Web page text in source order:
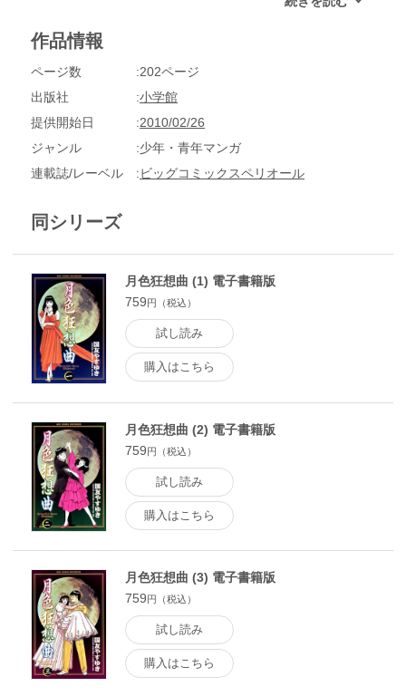
代の「かぐや姫」の心を射止めようと、男たちはアプローチす
作品情報
ページ数
202ページ
出版社
小学館
提供開始日
2010/02/26
ジャンル
少年・青年マンガ
連載誌/レーベル
ビッグコミックスペリオール
同シリーズ
月色狂想曲 (1) 電子書籍版
759円（税込）
試し読み
購入はこちら
月色狂想曲 (2) 電子書籍版
759円（税込）
試し読み
購入はこちら
月色狂想曲 (3) 電子書籍版
759円（税込）
試し読み
購入はこちら